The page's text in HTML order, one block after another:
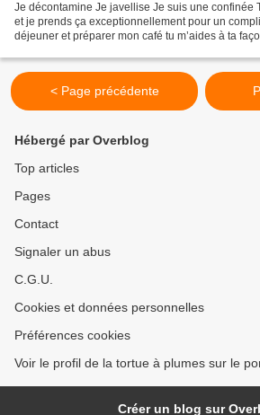
Je décontamine Je javellise Je suis une confinée
et je prends ça exceptionnellement pour un
déjeuner et préparer mon café tu m’aides à ta
< Page précédente
Hébergé par Overblog
Top articles
Pages
Contact
Signaler un abus
C.G.U.
Cookies et données personnelles
Préférences cookies
Voir le profil de la tortue à plumes sur le
Créer un blog sur